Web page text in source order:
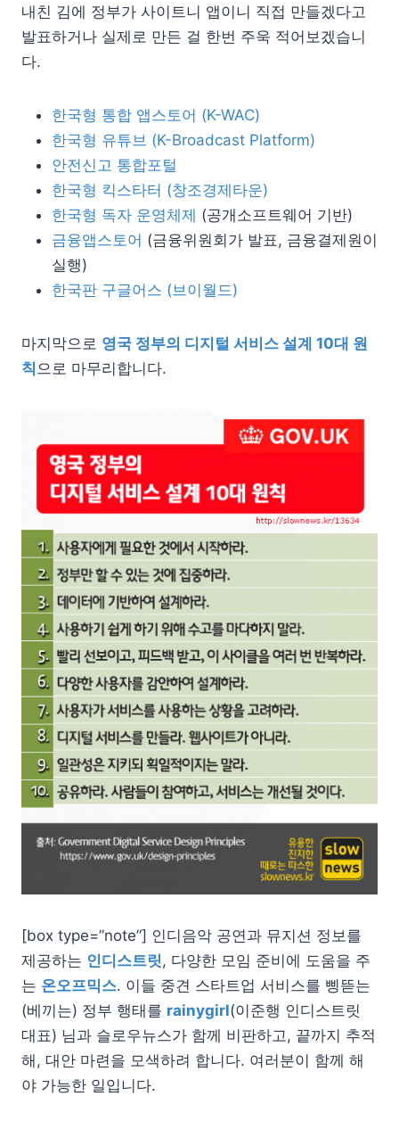
내친 김에 정부가 사이트니 앱이니 직접 만들겠다고
발표하거나 실제로 만든 걸 한번 주욱 적어보겠습니
다.
한국형 통합 앱스토어 (K-WAC)
한국형 유튜브 (K-Broadcast Platform)
안전신고 통합포털
한국형 킥스타터 (창조경제타운)
한국형 독자 운영체제 (공개소프트웨어 기반)
금융앱스토어 (금융위원회가 발표, 금융결제원이
실행)
한국판 구글어스 (브이월드)
마지막으로 영국 정부의 디지털 서비스 설계 10대 원
칙 으로 마무리합니다.
[box type=”note”] 인디음악 공연과 뮤지션 정보를
제공하는 인디스트릿 , 다양한 모임 준비에 도움을 주
는 온오프믹스. 이들 중견 스타트업 서비스를 삥뜯는
(베끼는) 정부 행태를 rainygirl(이준행 인디스트릿
대표) 님과 슬로우뉴스가 함께 비판하고, 끝까지 추적
해, 대안 마련을 모색하려 합니다. 여러분이 함께 해
야 가능한 일입니다.